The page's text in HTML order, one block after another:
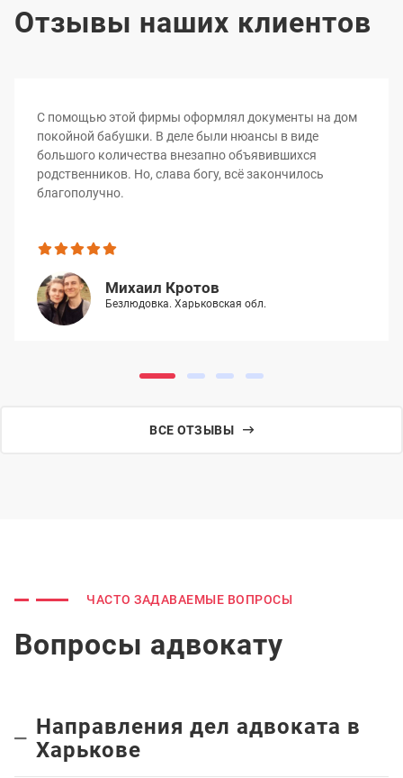
Отзывы наших клиентов
С помощью этой фирмы оформлял документы на дом
покойной бабушки. В деле были нюансы в виде
большого количества внезапно объявившихся
родственников. Но, слава богу, всё закончилось
благополучно.
Михаил Кротов
Безлюдовка. Харьковская обл.
ВСЕ ОТЗЫВЫ
ЧАСТО ЗАДАВАЕМЫЕ ВОПРОСЫ
Вопросы адвокату
Направления дел адвоката в
Харькове